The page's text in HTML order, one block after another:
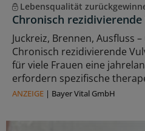
Lebensqualität
Chronisch
Juckreiz, Brennen, Ausfluss
Chronisch rezidivierende
für viele Frauen eine
erfordern spezifische
ANZEIGE | Bayer Vital GmbH